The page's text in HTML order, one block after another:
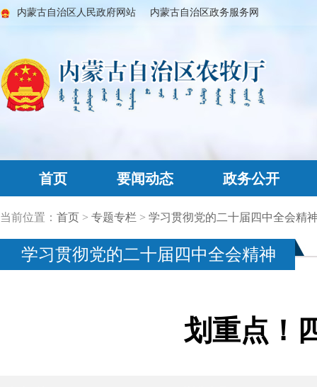
内蒙古自治区人民政府网站 内蒙古自治区政务服务网
首页 要闻动态 政务公开
当前位置： 首页 > 专题专栏 > 学习贯彻党的二十届四中全会精
学习贯彻党的二十届四中全会精神
划重点！